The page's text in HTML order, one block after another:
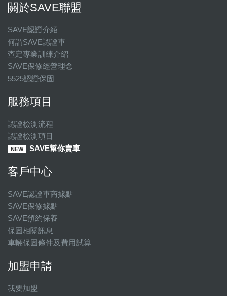
關於SAVE聯盟
SAVE認證介紹
何謂SAVE認證車
查定專業訓練介紹
SAVE保修經營理念
5525認證保固
服務項目
認證檢測流程
認證檢測項目
NEW SAVE幫你賣車
客戶中心
SAVE認證車商據點
SAVE保修據點
SAVE預約保養
保固相關訊息
車輛保固條件及費用試算
加盟申請
我要加盟